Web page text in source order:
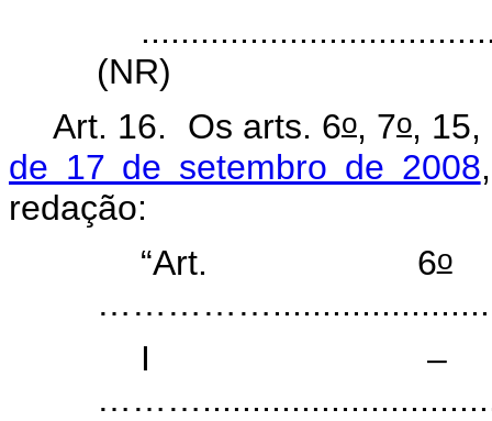
(NR)
Art. 16. Os arts. 6o, 7o,
de 17 de setembro de 2008
redação:
“Art. 6o
I –